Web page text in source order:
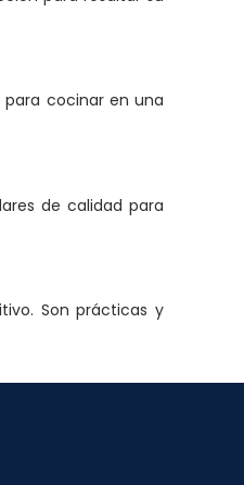
cocinar en una
de calidad para
Son prácticas y